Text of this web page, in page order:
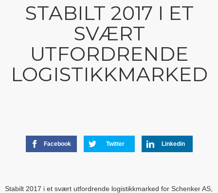
STABILT 2017 I ET
SVÆRT
UTFORDRENDE
LOGISTIKKMARKED
Facebook Twitter Linkedin
Stabilt 2017 i et svært utfordrende logistikkmarked for Schenker AS,